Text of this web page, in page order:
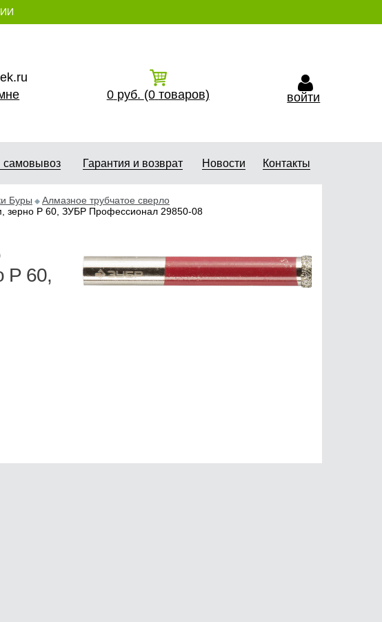
0 руб. (0 товаров) войти
самовывоз Гарантия и возврат Новости Контакты
Буры
Алмазное трубчатое сверло
зерно Р 60, ЗУБР Профессионал 29850-08
Р 60,